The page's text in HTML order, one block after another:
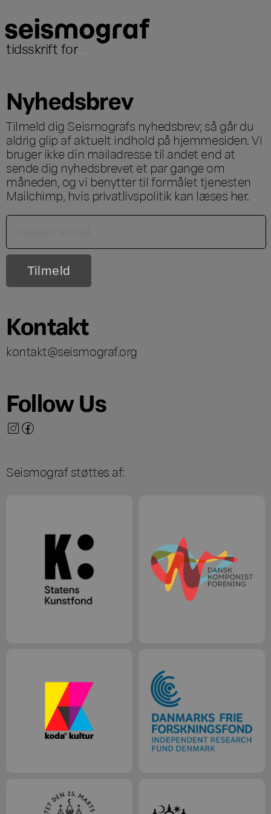
tidsskrift for...
Nyhedsbrev
Tilmeld dig Seismografs nyhedsbrev; så går du
aldrig glip af aktuelt indhold på hjemmesiden. Vi
bruger ikke din mailadresse til andet end at
sende dig nyhedsbrevet et par gange om
måneden, og vi benytter til formålet tjenesten
Mailchimp, hvis privatlivspolitik kan læses her.
Kontakt
kontakt@seismograf.org
Follow Us
Seismograf støttes af: